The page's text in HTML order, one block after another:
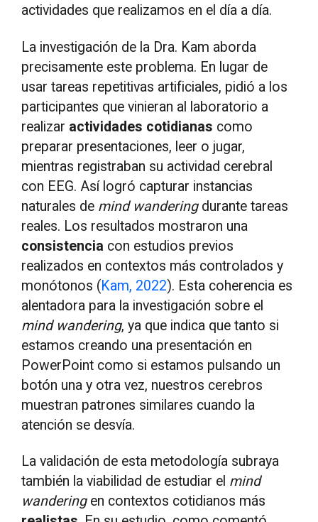
actividades que realizamos en el día a día.
La investigación de la Dra. Kam aborda
precisamente este problema. En lugar de
usar tareas repetitivas artificiales, pidió a los
participantes que vinieran al laboratorio a
realizar actividades cotidianas como
preparar presentaciones, leer o jugar,
mientras registraban su actividad cerebral
con EEG. Así logró capturar instancias
naturales de mind wanderingdurante tareas
reales. Los resultados mostraron una
consistencia con estudios previos
realizados en contextos más controlados y
monótonos (Kam, 2022). Esta coherencia es
alentadora para la investigación sobre el
mind wandering, ya que indica que tanto si
estamos creando una presentación en
PowerPoint como si estamos pulsando un
botón una y otra vez, nuestros cerebros
muestran patrones similares cuando la
atención se desvía.
La validación de esta metodología subraya
también la viabilidad de estudiar el mind
wanderingen contextos cotidianos más